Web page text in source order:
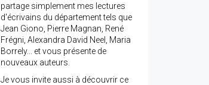
partage simplement mes lectures
d'écrivains du département tels que
Jean Giono, Pierre Magnan, René
Frégni, Alexandra David Neel, Maria
Borrely... et vous présente de
nouveaux auteurs.
Je vous invite aussi à découvrir ce